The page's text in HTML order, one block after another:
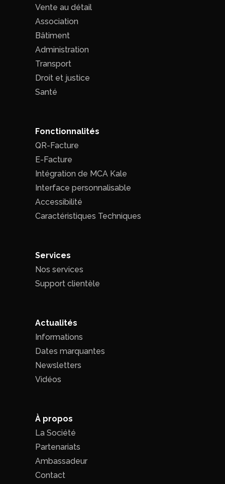
Vente au détail
Association
Bâtiment
Administration
Transport
Droit et justice
Santé
Fonctionnalités
QR-Facture
E-Facture
Intégration de MCA Kale
Interface personnalisable
Accessibilité
Caractéristiques Techniques
Services
Nos services
Support clientèle
Actualités
Informations
Dates marquantes
Newsletters
Vidéos
À propos
La Société
Partenariats
Ambassadeur
Contact